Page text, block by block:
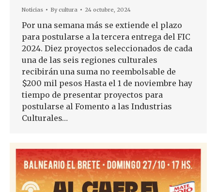
Noticias Bycultura 24 octubre, 2024
Por una semana más se extiende el plazo
para postularse a la tercera entrega del FIC
2024. Diez proyectos seleccionados de cada
una de las seis regiones culturales
recibirán una suma no reembolsable de
$200 mil pesos Hasta el 1 de noviembre hay
tiempo de presentar proyectos para
postularse al Fomento a las Industrias
Culturales…